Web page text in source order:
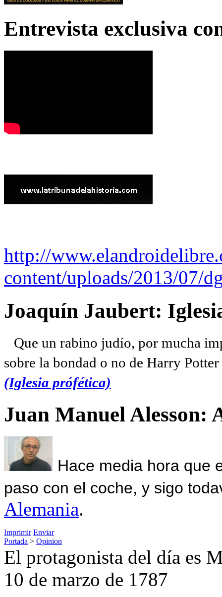
Entrevista exclusiva
http://
content/uploads/2013/07/
Joaquín Jaubert:
Que un rabino judío, por mucha
sobre la bondad o no de Harry
(Iglesia prófética)
Juan Manuel Alesson:
Hace media hora que
paso con el coche, y sigo
Alemania.
Imprimir Enviar
Portada > Opinion
El protagonista del día es
10 de marzo de 1787